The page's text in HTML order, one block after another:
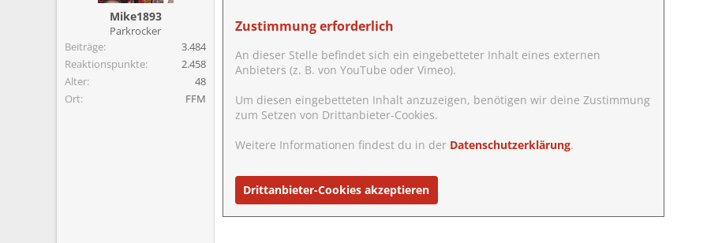
Mike1893
Parkrocker
Beiträge
3.484
Reaktionspunkte
2.458
Alter
48
Ort
FFM
Zustimmung erforderlich
An dieser Stelle befindet sich ein eingebetteter Inhalt eines externen
Anbieters (z. B. von YouTube oder Vimeo).
Um diesen eingebetteten Inhalt anzuzeigen, benötigen wir deine Zustimmung
zum Setzen von Drittanbieter-Cookies.
Weitere Informationen findest du in der Datenschutzerklärung.
Drittanbieter-Cookies akzeptieren